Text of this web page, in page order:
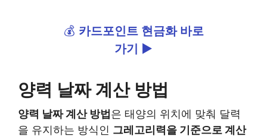
💰 카드포인트 현금화 바로
가기 ►
양력 날짜 계산 방법
양력 날짜 계산 방법 은 태양의 위치에 맞춰 달력
을 유지하는 방식인 그레고리력을 기준으로 계산